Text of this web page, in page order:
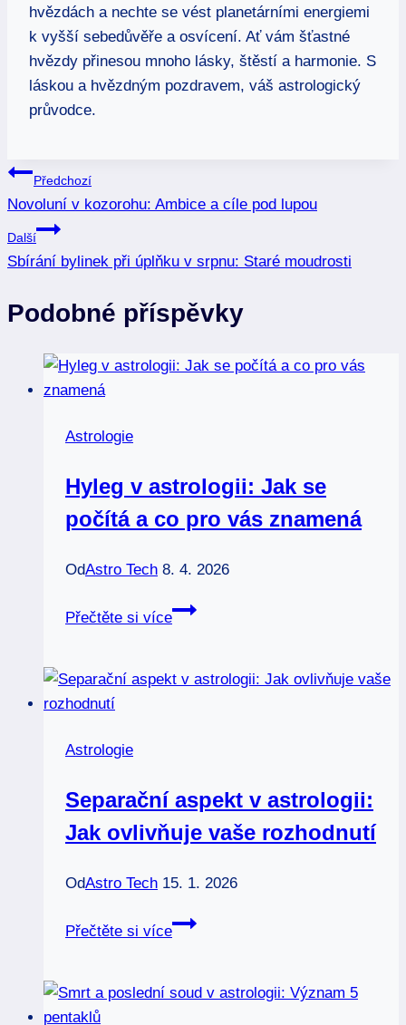
hvězdách a nechte se vést planetárními energiemi
k vyšší sebedůvěře a osvícení. Ať vám šťastné
hvězdy přinesou mnoho lásky, štěstí a harmonie. S
láskou a hvězdným pozdravem, váš astrologický
průvodce.
Navigace
pro
příspěvek
Předchozí
Novoluní v kozorohu: Ambice a cíle pod lupou
Další
Sbírání bylinek při úplňku v srpnu: Staré moudrosti
Podobné příspěvky
Astrologie
Hyleg v astrologii: Jak se
počítá a co pro vás znamená
OdAstro Tech 8. 4. 2026
Přečtěte si více
Hyleg
Jak
pro
vás
Astrologie
Separační aspekt v astrologii:
Jak ovlivňuje vaše rozhodnutí
OdAstro Tech 15. 1. 2026
Přečtěte si více
Separační
astrologii: